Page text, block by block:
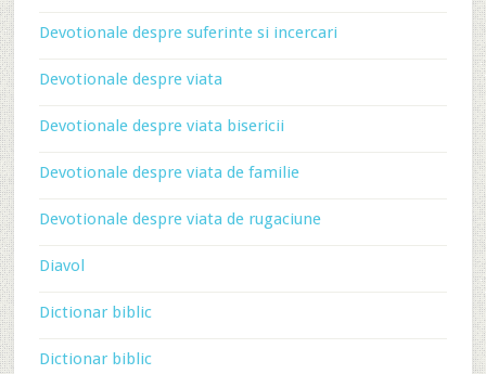
Devotionale despre suferinte si incercari
Devotionale despre viata
Devotionale despre viata bisericii
Devotionale despre viata de familie
Devotionale despre viata de rugaciune
Diavol
Dictionar biblic
Dictionar biblic